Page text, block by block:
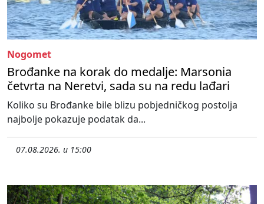
Nogomet
Brođanke na korak do medalje: Marsonia
četvrta na Neretvi, sada su na redu lađari
Koliko su Brođanke bile blizu pobjedničkog postolja
najbolje pokazuje podatak da...
07.08.2026. u 15:00